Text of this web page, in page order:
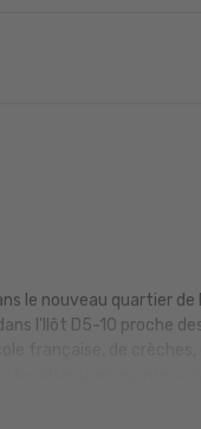
le nouveau quartier de
l'Ilôt D5-10 proche
3ème étage et est